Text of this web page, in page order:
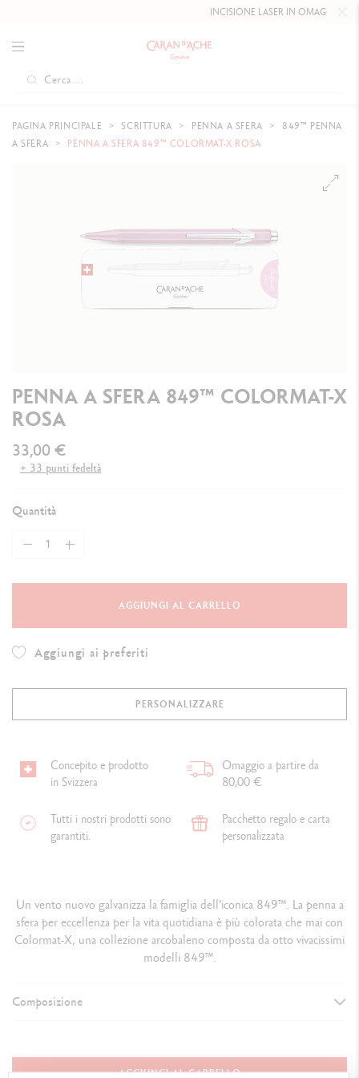
INCISIONE LASER IN OMAGGIO
PAGINA PRINCIPALE SCRITTURA PENNA A SFERA
849™ PENNA
A SFERA
PENNA A SFERA 849™ COLORMAT-X ROSA
PENNA A SFERA 849™ COLORMAT-X
ROSA
33,00 €
+ 33 punti fedeltà
Quantità
AGGIUNGI AL CARRELLO
Aggiungi ai preferiti
PERSONALIZZARE
Concepito e prodotto
in Svizzera
Omaggio a partire da
80,00 €
Tutti i nostri prodotti sono
garantiti.
Pacchetto regalo e carta
personalizzata
Un vento nuovo galvanizza la famiglia dell’iconica 849™. La penna a
sfera per eccellenza per la vita quotidiana è più colorata che mai con
Colormat-X, una collezione arcobaleno composta da otto vivacissimi
modelli 849™.
Composizione
Penna a sfera
AGGIUNGI AL CARRELLO